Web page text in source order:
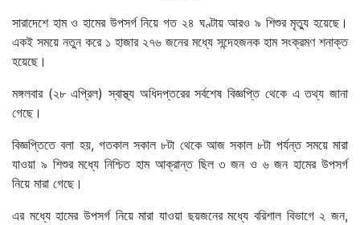
সারাদেশে হাম ও হামের উপসর্গ নিয়ে গত ২৪ ঘণ্টায় আরও ৯ শিশুর মৃত্যু হয়েছে।
একই সময়ে নতুন করে ১ হাজার ২৭৬ জনের মধ্যে সন্দেহজনক হাম সংক্রমণ শনাক্ত
হয়েছে।
মঙ্গলবার (২৮ এপ্রিল) স্বাস্থ্য অধিদপ্তরের সর্বশেষ বিজ্ঞপ্তি থেকে এ তথ্য জানা
গেছে।
বিজ্ঞপ্তিতে বলা হয়, গতকাল সকাল ৮টা থেকে আজ সকাল ৮টা পর্যন্ত সময়ে মারা
যাওয়া ৯ শিশুর মধ্যে নিশ্চিত হাম আক্রান্ত ছিল ৩ জন ও ৬ জন হামের উপসর্গ
নিয়ে মারা গেছে।
এর মধ্যে হামের উপসর্গ নিয়ে মারা যাওয়া ছয়জনের মধ্যে বরিশাল বিভাগে ২ জন,